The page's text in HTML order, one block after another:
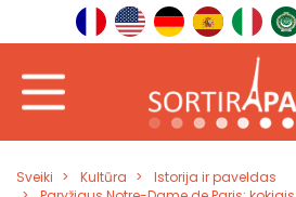
Sveiki Kultūra
Istorija ir paveldas